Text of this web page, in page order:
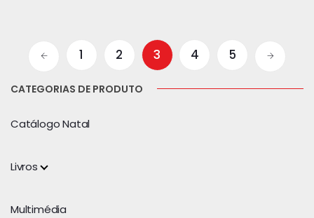
1 2 3 4 5
CATEGORIAS DE PRODUTO
Catálogo Natal
Livros
Multimédia